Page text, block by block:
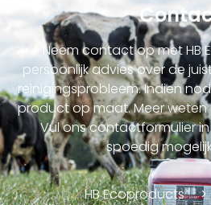
Neem contact op met HB
persoonlijk advies over de
reinigingsprobleem. Indien
product op maat. Meer
Vul ons contactformulier
spoedig
HB Ecoproducts